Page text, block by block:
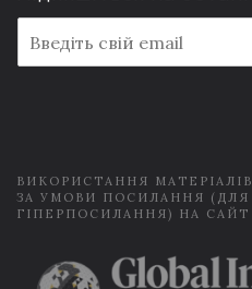
m
a
ВИКОРИСТАННЯ
ЗА УМОВИ ПОСИЛАННЯ
ГІПЕРПОСИЛАННЯ) НА САЙТ